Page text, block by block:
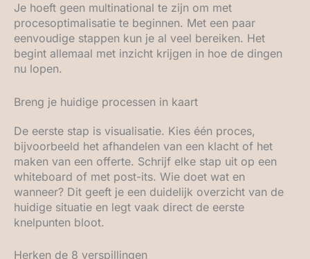
Je hoeft geen multinational te zijn om met
procesoptimalisatie te beginnen. Met een paar
eenvoudige stappen kun je al veel bereiken. Het
begint allemaal met inzicht krijgen in hoe de dingen
nu lopen.
Breng je huidige processen in kaart
De eerste stap is visualisatie. Kies één proces,
bijvoorbeeld het afhandelen van een klacht of het
maken van een offerte. Schrijf elke stap uit op een
whiteboard of met post-its. Wie doet wat en
wanneer? Dit geeft je een duidelijk overzicht van de
huidige situatie en legt vaak direct de eerste
knelpunten bloot.
Herken de 8 verspillingen